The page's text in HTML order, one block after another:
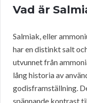
Vad är
Salmiak, eller
har en distinkt salt
utvunnet från
lång historia av
godisframställning.
spännande kontrast